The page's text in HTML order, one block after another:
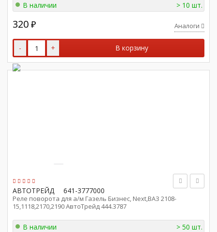
В наличии > 10 шт.
320 ₽ Аналоги
- + В корзину
АВТОТРЕЙД 641-3777000
Реле поворота для а/м Газель Бизнес, Next,ВАЗ 2108-
15,1118,2170,2190 АвтоТрейд 444.3787
В наличии > 50 шт.